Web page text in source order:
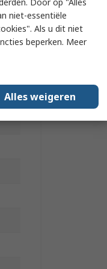
niet-essentiële
Als u dit niet
beperken. Meer
Alles weigeren